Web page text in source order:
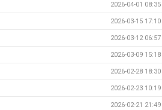
2026-04-01 08:35
2026-03-15 17:10
2026-03-12 06:57
2026-03-09 15:18
2026-02-28 18:30
2026-02-23 10:19
2026-02-21 21:49